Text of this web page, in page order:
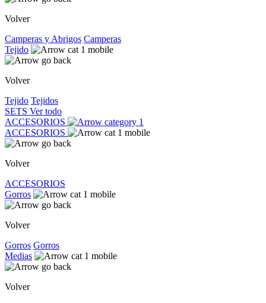
Volver
Camperas y Abrigos Camperas
Tejido
Volver
Tejido Tejidos
SETS Ver todo
ACCESORIOS
ACCESORIOS
Volver
ACCESORIOS
Gorros
Volver
Gorros Gorros
Medias
Volver